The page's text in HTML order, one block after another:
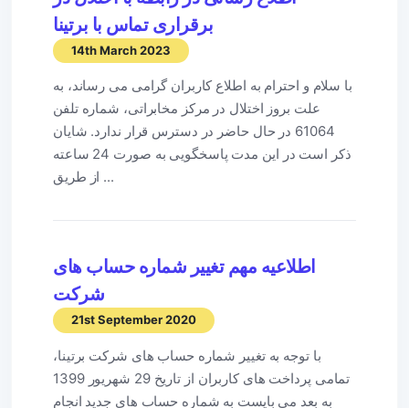
برقراری تماس با برتینا
14th March 2023
با سلام و احترام به اطلاع کاربران گرامی می رساند، به
علت بروز اختلال در مرکز مخابراتی، شماره تلفن
61064 در حال حاضر در دسترس قرار ندارد. شایان
ذکر است در این مدت پاسخگویی به صورت 24 ساعته
از طریق ...
اطلاعیه مهم تغییر شماره حساب های
شرکت
21st September 2020
با توجه به تغییر شماره حساب های شرکت برتینا،
تمامی پرداخت های کاربران از تاریخ 29 شهریور 1399
به بعد می بایست به شماره حساب های جدید انجام